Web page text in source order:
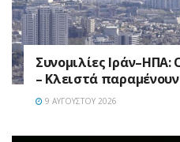
Συνομιλίες Ιράν–ΗΠΑ:
– Κλειστά
9 ΑΥΓΟΎΣΤΟΥ 2026